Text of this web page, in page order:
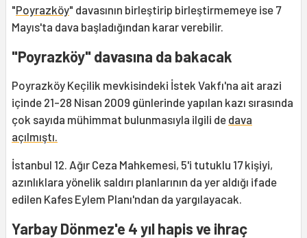
"Poyrazköy" davasının birleştirip birleştirmemeye ise 7
Mayıs'ta dava başladığından karar verebilir.
"Poyrazköy" davasına da bakacak
Poyrazköy Keçilik mevkisindeki İstek Vakfı'na ait arazi
içinde 21-28 Nisan 2009 günlerinde yapılan kazı sırasında
çok sayıda mühimmat bulunmasıyla ilgili de dava
açılmıştı.
İstanbul 12. Ağır Ceza Mahkemesi, 5'i tutuklu 17 kişiyi,
azınlıklara yönelik saldırı planlarının da yer aldığı ifade
edilen Kafes Eylem Planı'ndan da yargılayacak.
Yarbay Dönmez'e 4 yıl hapis ve ihraç